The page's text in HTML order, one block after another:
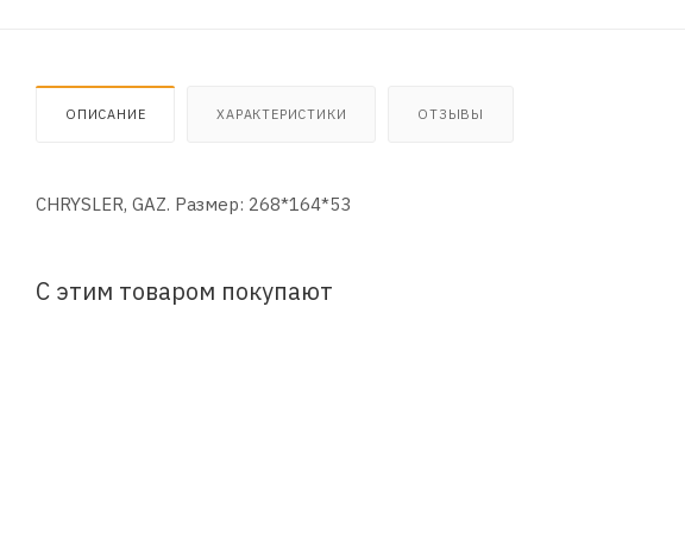
ОПИСАНИЕ ХАРАКТЕРИСТИКИ ОТЗЫВЫ
CHRYSLER, GAZ. Размер: 268*164*53
С этим товаром покупают